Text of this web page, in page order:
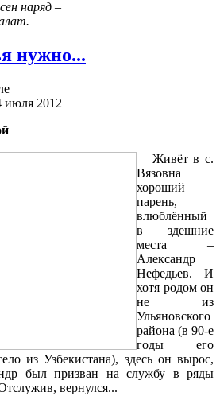
наряд –
нужно...
июля 2012
Живёт в с.
Вязовна
хороший
парень,
влюблённый
в здешние
места –
Александр
Нефедьев. И
хотя родом он
не из
Ульяновского
района (в 90-е
годы его
из Узбекистана), здесь он вырос,
был призван на службу в ряды
вернулся...